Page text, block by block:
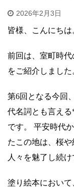
2026年2月3日
皆様、こんにちは
前回は、室町時代
をご紹介しました
第6回となる今回
代名詞とも言え
です。 平安時代
たこの地は、桜
人々を魅了し続け
塗り絵本におい